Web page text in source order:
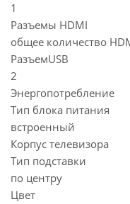
1
Разъемы HDMI
общее количество
РазъемUSB
2
Энергопотребление
Тип блока питания
встроенный
Корпус телевизора
Тип подставки
по центру
Цвет